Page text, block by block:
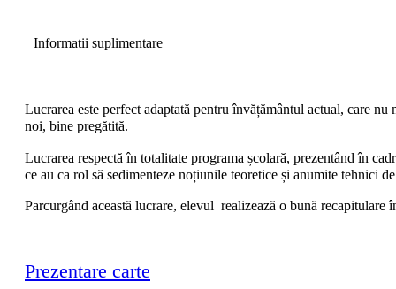
Informatii suplimentare
Lucrarea este perfect adaptată pentru învățământul actual, care
noi, bine pregătită.
Lucrarea respectă în totalitate programa școlară, prezentând în
ce au ca rol să sedimenteze noțiunile teoretice și anumite tehnici
Parcurgând această lucrare, elevul realizează o bună
Prezentare carte